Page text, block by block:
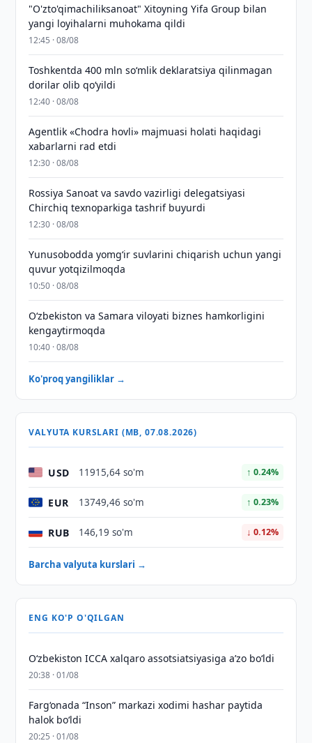
"O'zto'qimachiliksanoat" Xitoyning Yifa Group bilan
yangi loyihalarni muhokama qildi
12:45 · 08/08
Toshkentda 400 mln so‘mlik deklaratsiya qilinmagan
dorilar olib qo‘yildi
12:40 · 08/08
Agentlik «Chodra hovli» majmuasi holati haqidagi
xabarlarni rad etdi
12:30 · 08/08
Rossiya Sanoat va savdo vazirligi delegatsiyasi
Chirchiq texnoparkiga tashrif buyurdi
12:30 · 08/08
Yunusobodda yomg‘ir suvlarini chiqarish uchun yangi
quvur yotqizilmoqda
10:50 · 08/08
Oʻzbekiston va Samara viloyati biznes hamkorligini
kengaytirmoqda
10:40 · 08/08
Ko'proq yangiliklar →
VALYUTA KURSLARI (MB, 07.08.2026)
USD 11915,64 so'm ↑ 0.24%
EUR 13749,46 so'm ↑ 0.23%
RUB 146,19 so'm ↓ 0.12%
Barcha valyuta kurslari →
ENG KO'P O'QILGAN
O‘zbekiston ICCA xalqaro assotsiatsiyasiga aʼzo bo‘ldi
20:38 · 01/08
Farg‘onada “Inson” markazi xodimi hashar paytida
halok bo‘ldi
20:25 · 01/08